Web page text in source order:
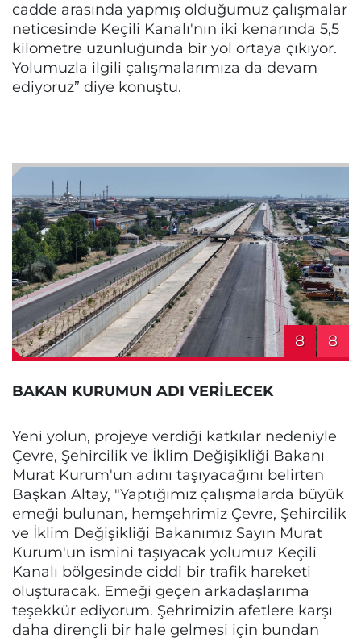
cadde arasında yapmış olduğumuz çalışmalar
neticesinde Keçili Kanalı'nın iki kenarında 5,5
kilometre uzunluğunda bir yol ortaya çıkıyor.
Yolumuzla ilgili çalışmalarımıza da devam
ediyoruz” diye konuştu.
8 8
BAKAN KURUMUN ADI VERİLECEK
Yeni yolun, projeye verdiği katkılar nedeniyle
Çevre, Şehircilik ve İklim Değişikliği Bakanı
Murat Kurum'un adını taşıyacağını belirten
Başkan Altay, "Yaptığımız çalışmalarda büyük
emeği bulunan, hemşehrimiz Çevre, Şehircilik
ve İklim Değişikliği Bakanımız Sayın Murat
Kurum'un ismini taşıyacak yolumuz Keçili
Kanalı bölgesinde ciddi bir trafik hareketi
oluşturacak. Emeği geçen arkadaşlarıma
teşekkür ediyorum. Şehrimizin afetlere karşı
daha dirençli bir hale gelmesi için bundan